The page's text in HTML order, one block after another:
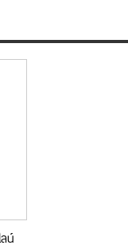
น์